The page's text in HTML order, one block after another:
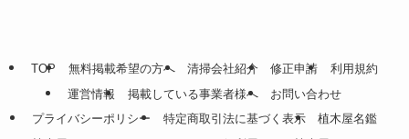
TOP 無料掲載希望の方へ 清掃会社紹介 修正申請
利用規約
運営情報
掲載している事業者様へ
お問い合わせ
プライバシーポリシー
特定商取引法に基づく表示
植木屋名鑑